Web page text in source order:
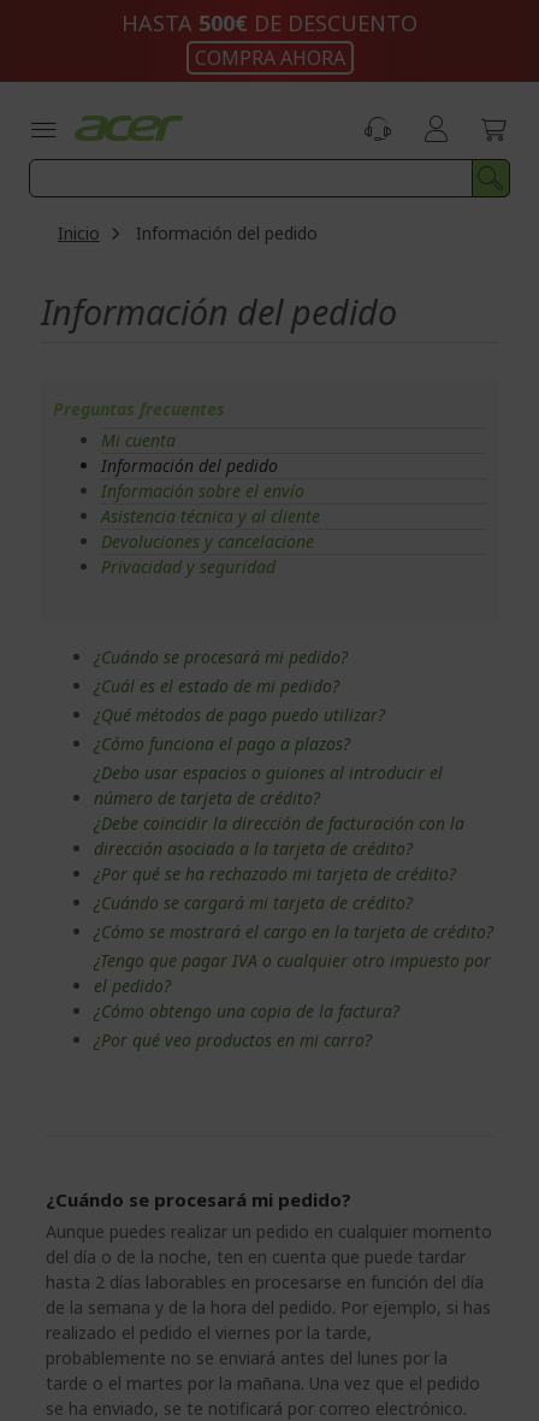
HASTA 500€ DE DESCUENTO
COMPRA AHORA
Inicio Información del pedido
Información del pedido
Preguntas frecuentes
Mi cuenta
Información del pedido
Información sobre el envío
Asistencia técnica y al cliente
Devoluciones y cancelacione
Privacidad y seguridad
¿Cuándo se procesará mi pedido?
¿Cuál es el estado de mi pedido?
¿Qué métodos de pago puedo utilizar?
¿Cómo funciona el pago a plazos?
¿Debo usar espacios o guiones al introducir el
número de tarjeta de crédito?
¿Debe coincidir la dirección de facturación con la
dirección asociada a la tarjeta de crédito?
¿Por qué se ha rechazado mi tarjeta de crédito?
¿Cuándo se cargará mi tarjeta de crédito?
¿Cómo se mostrará el cargo en la tarjeta de crédito?
¿Tengo que pagar IVA o cualquier otro impuesto por
el pedido?
¿Cómo obtengo una copia de la factura?
¿Por qué veo productos en mi carro?
¿Cuándo se procesará mi pedido?
Aunque puedes realizar un pedido en cualquier momento
del día o de la noche, ten en cuenta que puede tardar
hasta 2 días laborables en procesarse en función del día
de la semana y de la hora del pedido. Por ejemplo, si has
realizado el pedido el viernes por la tarde,
probablemente no se enviará antes del lunes por la
tarde o el martes por la mañana. Una vez que el pedido
se ha enviado, se te notificará por correo electrónico.